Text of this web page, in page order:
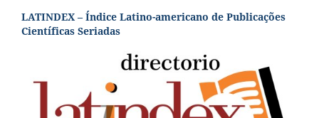
LATINDEX – Índice Latino-americano de Publicações
Científicas Seriadas